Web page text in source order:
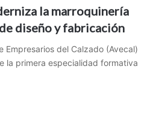
la marroquinería
diseño y fabricación
Empresarios del Calzado (Avecal)
la primera especialidad formativa